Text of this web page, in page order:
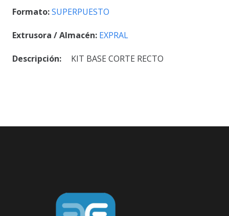
Formato:SUPERPUESTO
Extrusora / Almacén: EXPRAL
Descripción: KIT BASE CORTE RECTO